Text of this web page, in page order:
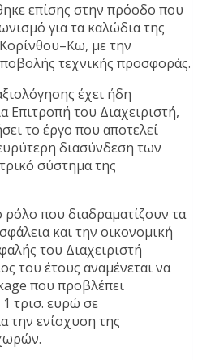
επίσης στην πρόοδο που
για τα καλώδια της
με την
τεχνικής προσφοράς.
έχει ήδη
Επιτροπή του Διαχειριστή,
το έργο που αποτελεί
διασύνδεση των
σύστημα της
ρόλο που διαδραματίζουν τα
και την οικονομική
του Διαχειριστή
του έτους αναμένεται να
που προβλέπει
1 τρισ. ευρώ σε
την ενίσχυση της